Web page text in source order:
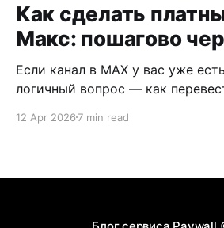
Как сделать
Макс: пошагово
Если канал в MAX у вас уже
логичный вопрос — как
этом этапе уже не нужно заново
автор не ведёт оплаты
12 Apr 2026 7 min read